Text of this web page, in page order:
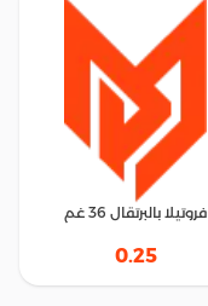
فروتيلا بالبرتقال 36 غم
0.25